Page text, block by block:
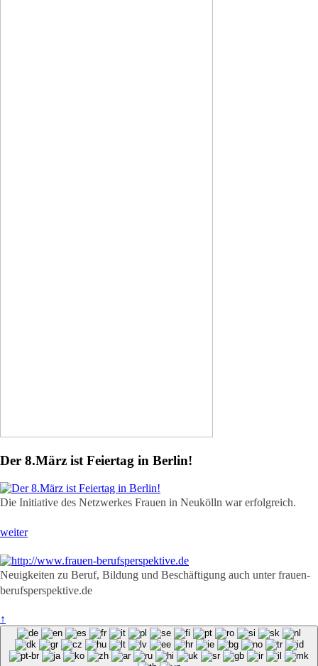
Der 8.März ist Feiertag in Berlin!
Die Initiative des Netzwerkes Frauen in Neukölln war erfolgreich.
weiter
Neuigkeiten zu Beruf, Bildung und Beschäftigung auch unter frauen-
berufsperspektive.de
↑